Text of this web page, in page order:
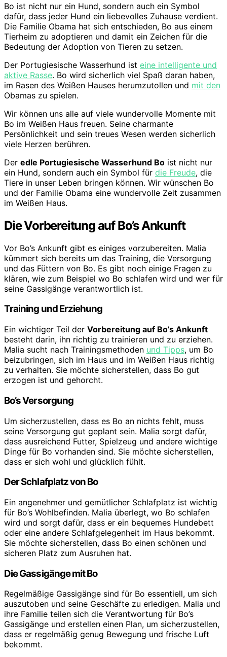
Bo ist nicht nur ein Hund, sondern auch ein Symbol
dafür, dass jeder Hund ein liebevolles Zuhause verdient.
Die Familie Obama hat sich entschieden, Bo aus einem
Tierheim zu adoptieren und damit ein Zeichen für die
Bedeutung der Adoption von Tieren zu setzen.
Der Portugiesische Wasserhund ist eine intelligente und
aktive Rasse. Bo wird sicherlich viel Spaß daran haben,
im Rasen des Weißen Hauses herumzutollen und mit den
Obamas zu spielen.
Wir können uns alle auf viele wundervolle Momente mit
Bo im Weißen Haus freuen. Seine charmante
Persönlichkeit und sein treues Wesen werden sicherlich
viele Herzen berühren.
Der edle Portugiesische Wasserhund Bo ist nicht nur
ein Hund, sondern auch ein Symbol für die Freude, die
Tiere in unser Leben bringen können. Wir wünschen Bo
und der Familie Obama eine wundervolle Zeit zusammen
im Weißen Haus.
Die Vorbereitung auf Bo’s Ankunft
Vor Bo’s Ankunft gibt es einiges vorzubereiten. Malia
kümmert sich bereits um das Training, die Versorgung
und das Füttern von Bo. Es gibt noch einige Fragen zu
klären, wie zum Beispiel wo Bo schlafen wird und wer für
seine Gassigänge verantwortlich ist.
Training und Erziehung
Ein wichtiger Teil der Vorbereitung auf Bo’s Ankunft
besteht darin, ihn richtig zu trainieren und zu erziehen.
Malia sucht nach Trainingsmethoden und Tipps, um Bo
beizubringen, sich im Haus und im Weißen Haus richtig
zu verhalten. Sie möchte sicherstellen, dass Bo gut
erzogen ist und gehorcht.
Bo’s Versorgung
Um sicherzustellen, dass es Bo an nichts fehlt, muss
seine Versorgung gut geplant sein. Malia sorgt dafür,
dass ausreichend Futter, Spielzeug und andere wichtige
Dinge für Bo vorhanden sind. Sie möchte sicherstellen,
dass er sich wohl und glücklich fühlt.
Der Schlafplatz von Bo
Ein angenehmer und gemütlicher Schlafplatz ist wichtig
für Bo’s Wohlbefinden. Malia überlegt, wo Bo schlafen
wird und sorgt dafür, dass er ein bequemes Hundebett
oder eine andere Schlafgelegenheit im Haus bekommt.
Sie möchte sicherstellen, dass Bo einen schönen und
sicheren Platz zum Ausruhen hat.
Die Gassigänge mit Bo
Regelmäßige Gassigänge sind für Bo essentiell, um sich
auszutoben und seine Geschäfte zu erledigen. Malia und
ihre Familie teilen sich die Verantwortung für Bo’s
Gassigänge und erstellen einen Plan, um sicherzustellen,
dass er regelmäßig genug Bewegung und frische Luft
bekommt.